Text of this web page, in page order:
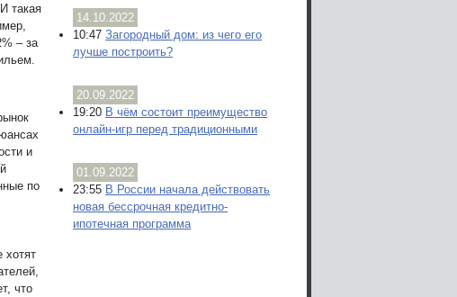
такая
– за
и
по
хотят
что
14.10.2022
10:47 Загородный дом: из чего его
лучше построить?
20.09.2022
19:20 В чём состоит преимущество
онлайн-игр перед традиционными
01.09.2022
23:55 В России начала действовать
новая бессрочная кредитно-
ипотечная программа